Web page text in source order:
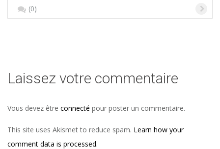
(0)
Laissez votre commentaire
Vous devez être connecté pour poster un commentaire.
This site uses Akismet to reduce spam. Learn how your
comment data is processed.